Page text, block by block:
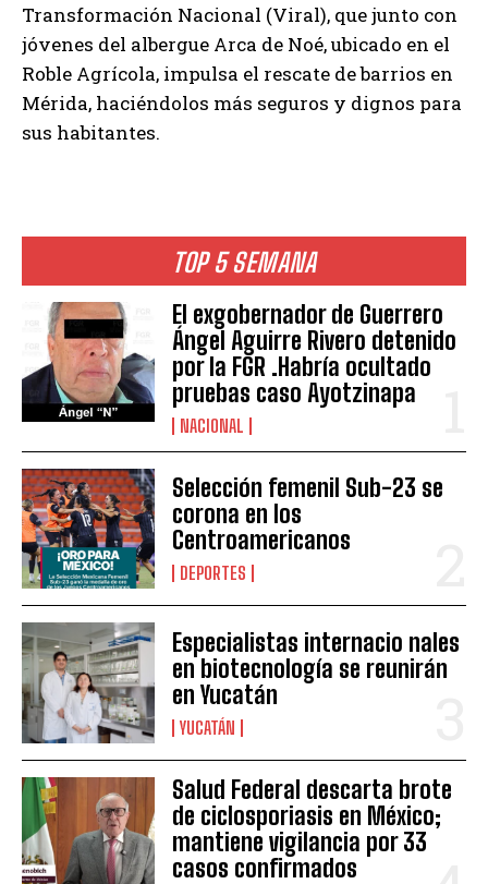
TOP 5 SEMANA
El exgobernador de Guerrero
Ángel Aguirre Rivero detenido
por la FGR .Habría ocultado
pruebas caso Ayotzinapa
NACIONAL
Selección femenil Sub-23 se
corona en los
Centroamericanos
DEPORTES
Especialistas internacio nales
en biotecnología se reunirán
en Yucatán
YUCATÁN
Salud Federal descarta brote
de ciclosporiasis en México;
mantiene vigilancia por 33
casos confirmados
Transformación Nacional (Viral), que junto con
jóvenes del albergue Arca de Noé, ubicado en el
Roble Agrícola, impulsa el rescate de barrios en
Mérida, haciéndolos más seguros y dignos para
sus habitantes.